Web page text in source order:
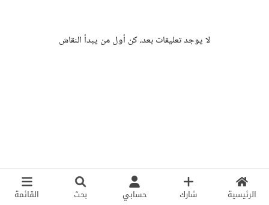
الرئيسية شارك حسابي بحث القائمة
لا يوجد تعليقات بعد، كن أول من يبدأ النقاش